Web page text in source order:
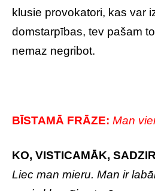
klusie provokatori, kas var
domstarpības, tev pašam
nemaz negribot.
BĪSTAMĀ FRĀZE: Man
KO, VISTICAMĀK,
Liec man mieru. Man ir